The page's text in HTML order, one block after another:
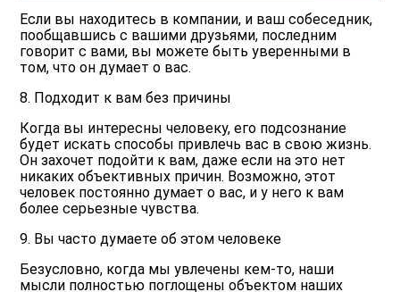
Если вы находитесь в компании, и ваш собеседник,
пообщавшись с вашими друзьями, последним
говорит с вами, вы можете быть уверенными в
том, что он думает о вас.
8. Подходит к вам без причины
Когда вы интересны человеку, его подсознание
будет искать способы привлечь вас в свою жизнь.
Он захочет подойти к вам, даже если на это нет
никаких объективных причин. Возможно, этот
человек постоянно думает о вас, и у него к вам
более серьезные чувства.
9. Вы часто думаете об этом человеке
Безусловно, когда мы увлечены кем-то, наши
мысли полностью поглощены объектом наших